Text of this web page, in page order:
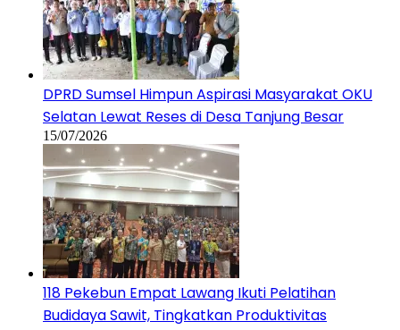
DPRD Sumsel Himpun Aspirasi Masyarakat OKU
Selatan Lewat Reses di Desa Tanjung Besar
15/07/2026
118 Pekebun Empat Lawang Ikuti Pelatihan
Budidaya Sawit, Tingkatkan Produktivitas